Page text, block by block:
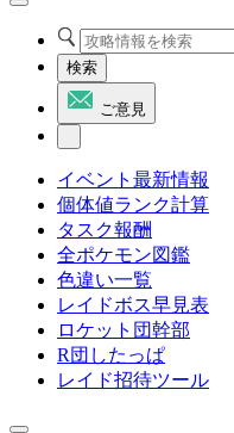
検索
ご意見
イベント最新情報
個体値ランク計算
タスク報酬
全ポケモン図鑑
色違い一覧
レイドボス早見表
ロケット団幹部
R団したっぱ
レイド招待ツール